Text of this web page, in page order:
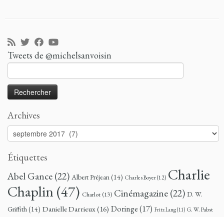
Tweets de @michelsanvoisin
Archives
Archives
Étiquettes
Abel Gance(22) Albert Préjean(14) Charles Boyer(12) Charlie
Chaplin(47) Charlot (13) Cinémagazine(22) D. W.
Griffith(14) Danielle Darrieux(16) Doringe(17) Fritz Lang(11) G. W. Pabst